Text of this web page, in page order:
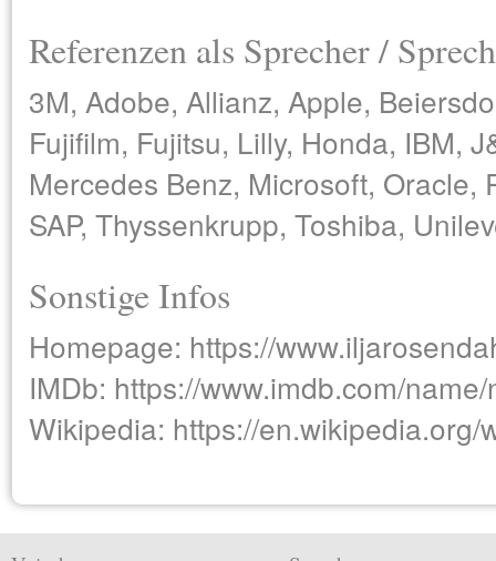
Referenzen als Sprecher /
3M, Adobe, Allianz, Apple,
Fujifilm, Fujitsu, Lilly, Honda, IBM,
Mercedes Benz, Microsoft, Oracle,
SAP, Thyssenkrupp, Toshiba,
Sonstige Infos
Homepage: https://
IMDb: https://www.imdb.com/
Wikipedia: https://en.wikipedia.org/